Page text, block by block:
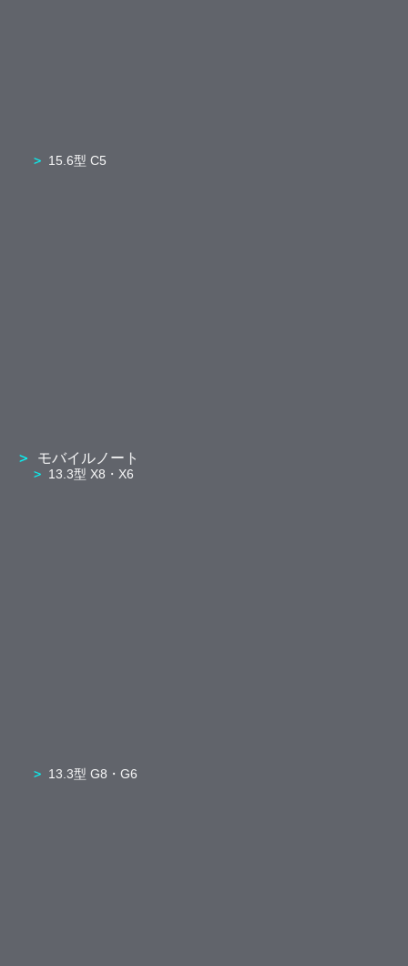
15.6型 C5
モバイルノート
13.3型 X8・X6
13.3型 G8・G6